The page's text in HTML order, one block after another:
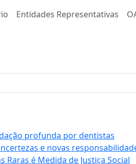
Entidades Representativas
profunda por dentistas
e novas
é Medida de Justiça Social